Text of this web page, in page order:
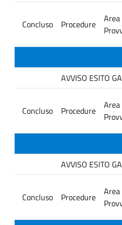
Concluso Procedure
Area
AVVISO ESITO
Concluso Procedure
Area
AVVISO ESITO
Concluso Procedure
Area